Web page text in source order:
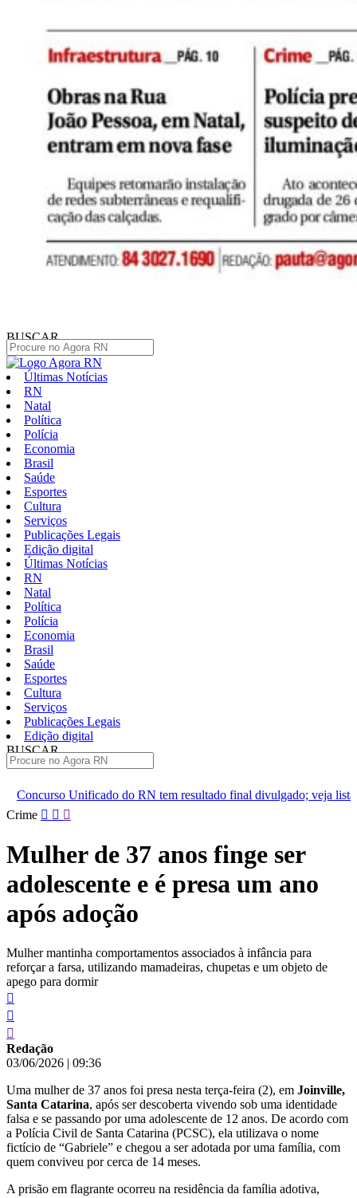
BUSCAR
Últimas Notícias
RN
Natal
Política
Polícia
Economia
Brasil
Saúde
Esportes
Cultura
Serviços
Publicações Legais
Edição digital
Últimas Notícias
RN
Natal
Política
Polícia
Economia
Brasil
Saúde
Esportes
Cultura
Serviços
Publicações Legais
Edição digital
BUSCAR
do RN tem resultado final divulgado; veja lista
Moraes nega
Pular
conteúdo
Crime
Mulher de 37 anos finge ser
adolescente e é presa um ano
após adoção
Mulher mantinha comportamentos associados à infância para
reforçar a farsa, utilizando mamadeiras, chupetas e um objeto de
apego para dormir
Redação
03/06/2026 | 09:36
Uma mulher de 37 anos foi presa nesta terça-feira (2), em Joinville,
Santa Catarina, após ser descoberta vivendo sob uma identidade
falsa e se passando por uma adolescente de 12 anos. De acordo com
a Polícia Civil de Santa Catarina (PCSC), ela utilizava o nome
fictício de “Gabriele” e chegou a ser adotada por uma família, com
quem conviveu por cerca de 14 meses.
A prisão em flagrante ocorreu na residência da família adotiva,